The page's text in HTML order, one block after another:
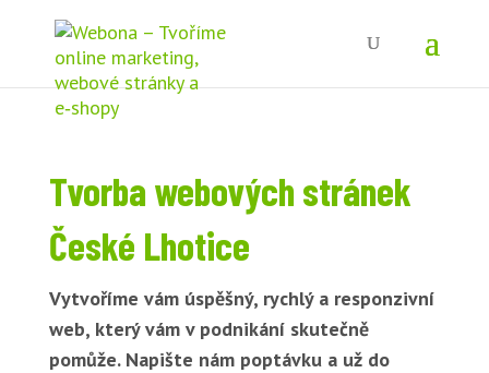
Tvorba webových stránek
České Lhotice
Vytvoříme vám úspěšný, rychlý a responzivní
web, který vám v podnikání skutečně
pomůže. Napište nám poptávku a už do